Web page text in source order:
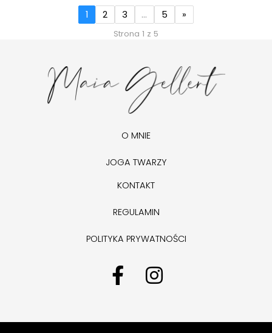
1 2 3 … 5 »
Strona 1 z 5
O MNIE
JOGA TWARZY
KONTAKT
REGULAMIN
POLITYKA PRYWATNOŚCI
F
a
I